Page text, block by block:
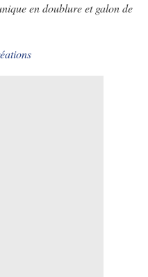
en doublureet galon de